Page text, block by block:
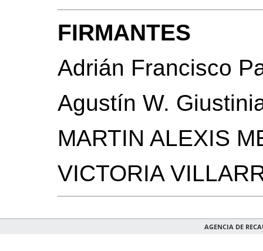
FIRMANTES
Adrián Francisco
Agustín W.
MARTIN ALEXIS
VICTORIA
AGENCIA DE